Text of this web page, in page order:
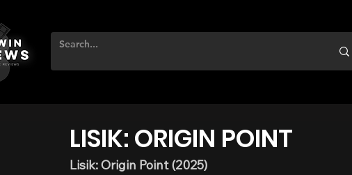
LISIK: ORIGIN POINT
Lisik: Origin Point (2025)